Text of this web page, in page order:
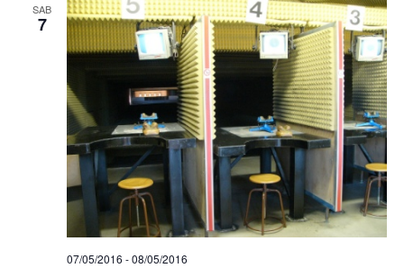
SAB
7
07/05/2016 -08/05/2016